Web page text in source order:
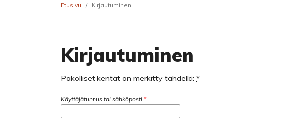
Etusivu / Kirjautuminen
Kirjautuminen
Pakolliset kentät on merkitty tähdellä: *
Käyttäjätunnus tai sähköposti *